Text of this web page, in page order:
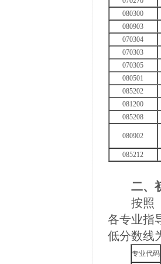
080300
080903
070304
070303
070305
080501
085202
081200
085208
080902
085212
二、初
按照《
各专业指
低分数线
专业代码